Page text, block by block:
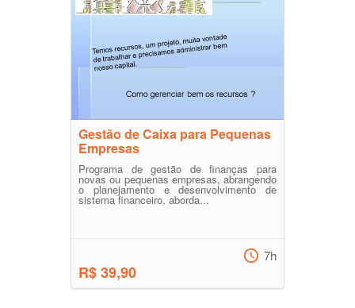
Gestão de Caixa para Pequenas
Empresas
Programa de gestão de finanças para
novas ou pequenas empresas, abrangendo
o planejamento e desenvolvimento de
sistema financeiro, aborda...
R$ 39,90
7h